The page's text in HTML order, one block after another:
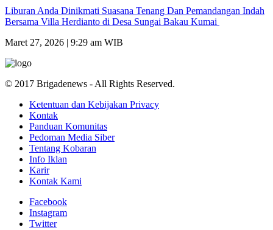
Liburan Anda Dinikmati Suasana Tenang Dan Pemandangan Indah
Bersama Villa Herdianto di Desa Sungai Bakau Kumai
Maret 27, 2026 | 9:29 am WIB
© 2017 Brigadenews - All Rights Reserved.
Ketentuan dan Kebijakan Privacy
Kontak
Panduan Komunitas
Pedoman Media Siber
Tentang Kobaran
Info Iklan
Karir
Kontak Kami
Facebook
Instagram
Twitter